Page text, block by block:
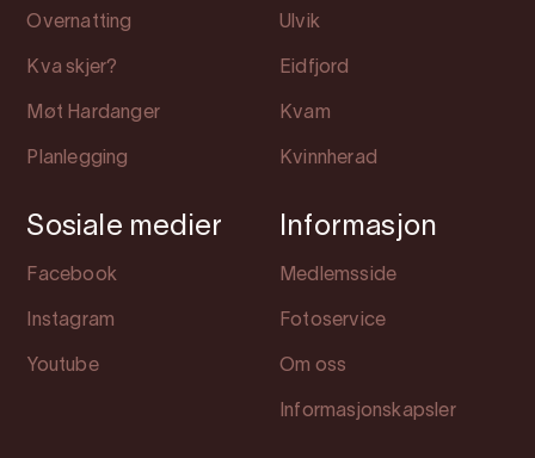
Overnatting
Kva skjer?
Møt Hardanger
Planlegging
Ulvik
Eidfjord
Kvam
Kvinnherad
Sosiale medier
Facebook
Instagram
Youtube
Informasjon
Medlemsside
Fotoservice
Om oss
Informasjonskapsler